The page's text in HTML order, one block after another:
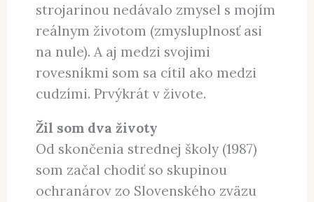
strojarinou nedávalo zmysel s mojím
reálnym životom (zmysluplnosť asi
na nule). A aj medzi svojimi
rovesníkmi som sa cítil ako medzi
cudzími. Prvýkrát v živote.
Žil som dva životy
Od skončenia strednej školy (1987)
som začal chodiť so skupinou
ochranárov zo Slovenského zväzu